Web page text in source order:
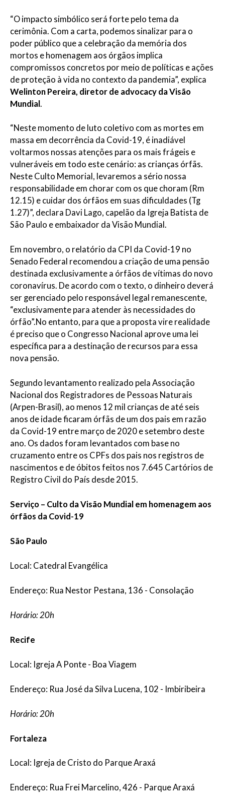
“O impacto simbólico será forte pelo tema da
cerimônia. Com a carta, podemos sinalizar para o
poder público que a celebração da memória dos
mortos e homenagem aos órgãos implica
compromissos concretos por meio de políticas e ações
de proteção à vida no contexto da pandemia”, explica
Welinton Pereira, diretor de advocacy da Visão
Mundial.
“Neste momento de luto coletivo com as mortes em
massa em decorrência da Covid-19, é inadiável
voltarmos nossas atenções para os mais frágeis e
vulneráveis em todo este cenário: as crianças órfãs.
Neste Culto Memorial, levaremos a sério nossa
responsabilidade em chorar com os que choram (Rm
12.15) e cuidar dos órfãos em suas dificuldades (Tg
1.27)”, declara Davi Lago, capelão da Igreja Batista de
São Paulo e embaixador da Visão Mundial.
Em novembro, o relatório da CPI da Covid-19 no
Senado Federal recomendou a criação de uma pensão
destinada exclusivamente a órfãos de vítimas do novo
coronavírus. De acordo com o texto, o dinheiro deverá
ser gerenciado pelo responsável legal remanescente,
“exclusivamente para atender às necessidades do
órfão”.No entanto, para que a proposta vire realidade
é preciso que o Congresso Nacional aprove uma lei
específica para a destinação de recursos para essa
nova pensão.
Segundo levantamento realizado pela Associação
Nacional dos Registradores de Pessoas Naturais
(Arpen-Brasil), ao menos 12 mil crianças de até seis
anos de idade ficaram órfãs de um dos pais em razão
da Covid-19 entre março de 2020 e setembro deste
ano. Os dados foram levantados com base no
cruzamento entre os CPFs dos pais nos registros de
nascimentos e de óbitos feitos nos 7.645 Cartórios de
Registro Civil do País desde 2015.
Serviço – Culto da Visão Mundial em homenagem aos
órfãos da Covid-19
São Paulo
Local: Catedral Evangélica
Endereço: Rua Nestor Pestana, 136 - Consolação
Horário: 20h
Recife
Local: Igreja A Ponte - Boa Viagem
Endereço: Rua José da Silva Lucena, 102 - Imbiribeira
Horário: 20h
Fortaleza
Local: Igreja de Cristo do Parque Araxá
Endereço: Rua Frei Marcelino, 426 - Parque Araxá